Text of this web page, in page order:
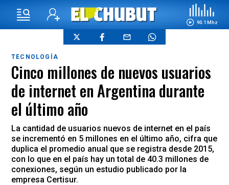
90.1 Mhz
TECNOLOGÍA
Cinco millones de nuevos usuarios
de internet en Argentina durante
el último año
La cantidad de usuarios nuevos de internet en el país
se incrementó en 5 millones en el último año, cifra que
duplica el promedio anual que se registra desde 2015,
con lo que en el país hay un total de 40.3 millones de
conexiones, según un estudio publicado por la
empresa Certisur.